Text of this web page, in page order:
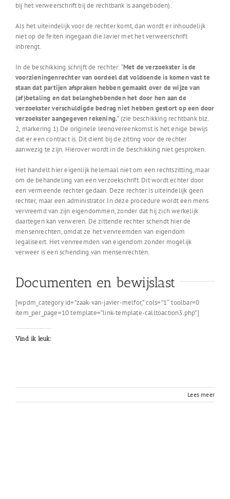
bij het verweerschrift bij de rechtbank is aangeboden).
Als het uiteindelijk voor de rechter komt, dan wordt er inhoudelijk
niet op de feiten ingegaan die Javier met het verweerschrift
inbrengt.
In de beschikking schrijft de rechter: “Met de verzoekster is de
voorzieningenrechter van oordeel dat voldoende is komen vast te
staan dat partijen afspraken hebben gemaakt over de wijze van
(af)betaling en dat belanghebbenden het door hen aan de
verzoekster verschuldigde bedrag niet hebben gestort op een door
verzoekster aangegeven rekening.” (zie beschikking rechtbank blz.
2, markering 1) De originele leenovereenkomst is het enige bewijs
dat er een contract is. Dit dient bij de zitting voor de rechter
aanwezig te zijn. Hierover wordt in de beschikking niet gesproken.
Het handelt hier eigenlijk helemaal niet om een rechtszitting, maar
om de behandeling van een verzoekschrift. Dit wordt echter door
een vermeende rechter gedaan. Deze rechter is uiteindelijk geen
rechter, maar een administrator. In deze procedure wordt een mens
vervreemd van zijn eigendommen, zonder dat hij zich werkelijk
daartegen kan verweren. De zittende rechter schendt hier de
mensenrechten, omdat ze het vervreemden van eigendom
legaliseert. Het vervreemden van eigendom zonder mogelijk
verweer is een schending van mensenrechten.
Documenten en bewijslast
[wpdm_category id=”zaak-van-javier-melfor,” cols=”1″ toolbar=0
item_per_page=10 template=”link-template-calltoaction3.php”]
Vind ik leuk:
Lees meer